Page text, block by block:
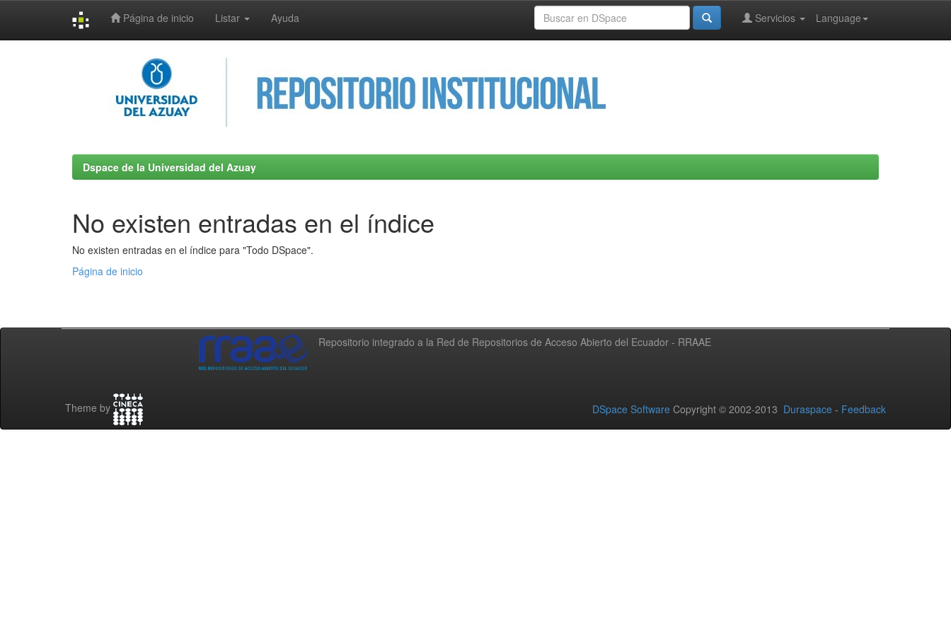
Página de inicio Listar Ayuda Language
Servicios
Dspace de la Universidad del Azuay
No existen entradas en el índice
No existen entradas en el índice para "Todo DSpace".
Página de inicio
Repositorio integrado a la Red de Repositorios de Acceso Abierto del Ecuador - RRAAE
Theme by DSpace Software Copyright © 2002-2013 Duraspace - Feedback